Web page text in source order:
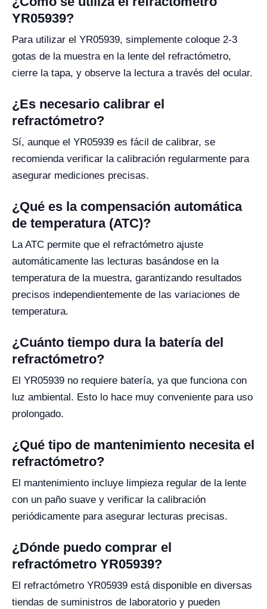
YR05939?
Para utilizar el YR05939, simplemente coloque 2-3
gotas de la muestra en la lente del refractómetro,
cierre la tapa, y observe la lectura a través del ocular.
¿Es necesario calibrar el
refractómetro?
Sí, aunque el YR05939 es fácil de calibrar, se
recomienda verificar la calibración regularmente para
asegurar mediciones precisas.
¿Qué es la compensación automática
de temperatura (ATC)?
La ATC permite que el refractómetro ajuste
automáticamente las lecturas basándose en la
temperatura de la muestra, garantizando resultados
precisos independientemente de las variaciones de
temperatura.
¿Cuánto tiempo dura la batería del
refractómetro?
El YR05939 no requiere batería, ya que funciona con
luz ambiental. Esto lo hace muy conveniente para uso
prolongado.
¿Qué tipo de mantenimiento necesita el
refractómetro?
El mantenimiento incluye limpieza regular de la lente
con un paño suave y verificar la calibración
periódicamente para asegurar lecturas precisas.
¿Dónde puedo comprar el
refractómetro YR05939?
El refractómetro YR05939 está disponible en diversas
tiendas de suministros de laboratorio y pueden